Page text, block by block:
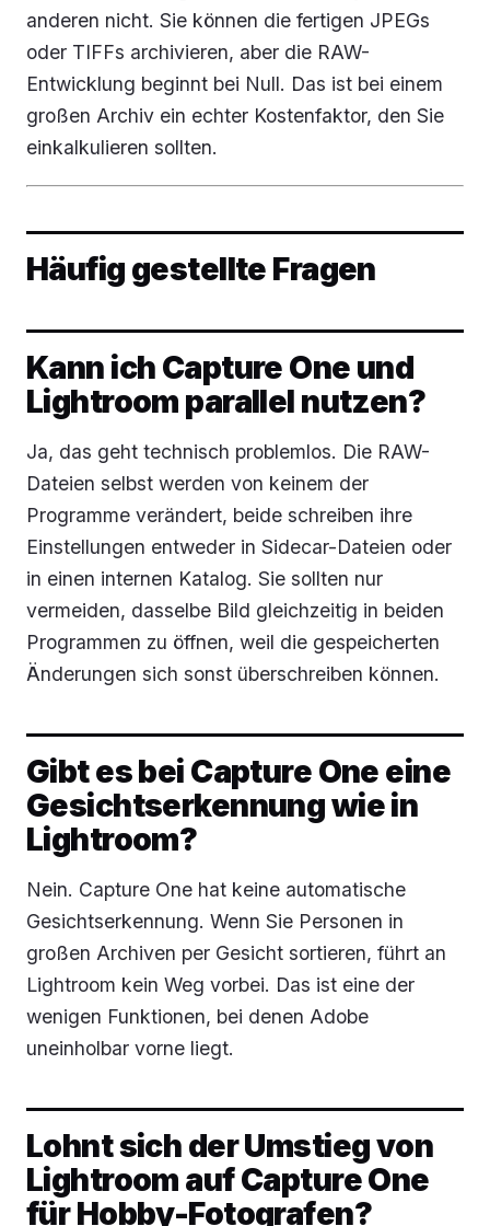
anderen nicht. Sie können die fertigen JPEGs
oder TIFFs archivieren, aber die RAW-
Entwicklung beginnt bei Null. Das ist bei einem
großen Archiv ein echter Kostenfaktor, den Sie
einkalkulieren sollten.
Häufig gestellte Fragen
Kann ich Capture One und
Lightroom parallel nutzen?
Ja, das geht technisch problemlos. Die RAW-
Dateien selbst werden von keinem der
Programme verändert, beide schreiben ihre
Einstellungen entweder in Sidecar-Dateien oder
in einen internen Katalog. Sie sollten nur
vermeiden, dasselbe Bild gleichzeitig in beiden
Programmen zu öffnen, weil die gespeicherten
Änderungen sich sonst überschreiben können.
Gibt es bei Capture One eine
Gesichtserkennung wie in
Lightroom?
Nein. Capture One hat keine automatische
Gesichtserkennung. Wenn Sie Personen in
großen Archiven per Gesicht sortieren, führt an
Lightroom kein Weg vorbei. Das ist eine der
wenigen Funktionen, bei denen Adobe
uneinholbar vorne liegt.
Lohnt sich der Umstieg von
Lightroom auf Capture One
für Hobby-Fotografen?